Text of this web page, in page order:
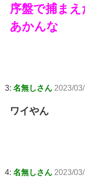
序盤で捕ま
あかんな
3: 名無しさん 2023/
ワイやん
4: 名無しさん 2023/